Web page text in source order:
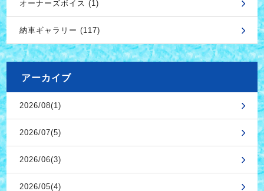
オーナーズボイス (1)
納車ギャラリー (117)
アーカイブ
2026/08(1)
2026/07(5)
2026/06(3)
2026/05(4)